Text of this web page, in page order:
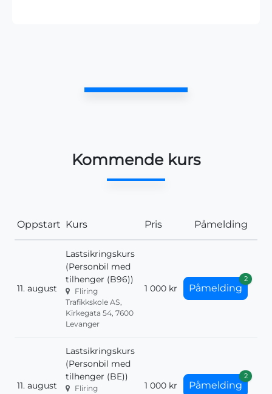
Kommende kurs
Oppstart Kurs Pris Påmelding
11. august
Lastsikringskurs
(Personbil med
tilhenger (B96))
Fliring
Trafikkskole AS,
Kirkegata 54, 7600
Levanger
1 000 kr Påmelding
2
11. august
Lastsikringskurs
(Personbil med
tilhenger (BE))
Fliring
1 000 kr Påmelding
2